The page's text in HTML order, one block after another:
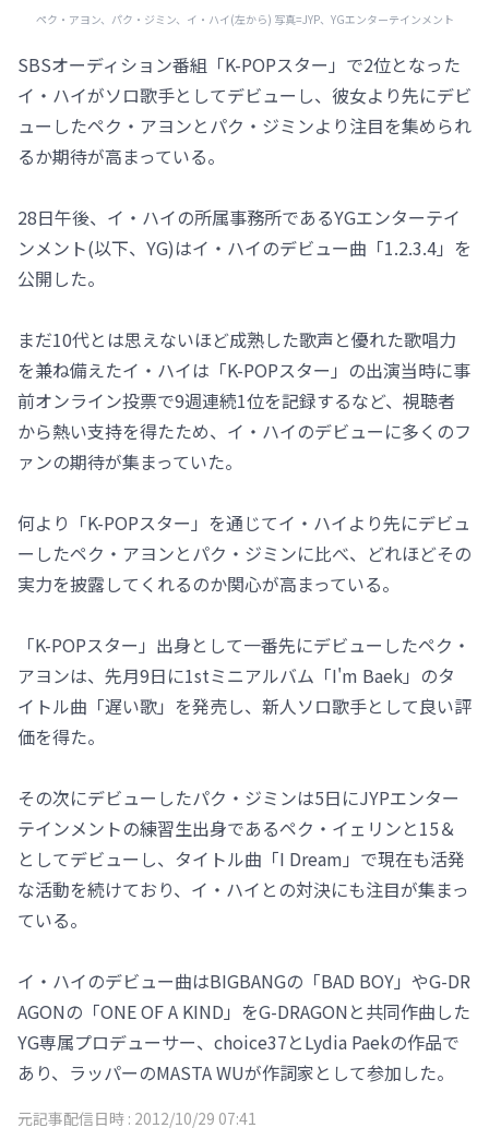
ペク・アヨン、パク・ジミン、イ・ハイ(左から) 写真=JYP、YGエンターテインメント
SBSオーディション番組「K-POPスター」で2位となった
イ・ハイがソロ歌手としてデビューし、彼女より先にデビ
ューしたペク・アヨンとパク・ジミンより注目を集められ
るか期待が高まっている。
28日午後、イ・ハイの所属事務所であるYGエンターテイ
ンメント(以下、YG)はイ・ハイのデビュー曲「1.2.3.4」を
公開した。
まだ10代とは思えないほど成熟した歌声と優れた歌唱力
を兼ね備えたイ・ハイは「K-POPスター」の出演当時に事
前オンライン投票で9週連続1位を記録するなど、視聴者
から熱い支持を得たため、イ・ハイのデビューに多くのフ
ァンの期待が集まっていた。
何より「K-POPスター」を通じてイ・ハイより先にデビュ
ーしたペク・アヨンとパク・ジミンに比べ、どれほどその
実力を披露してくれるのか関心が高まっている。
「K-POPスター」出身として一番先にデビューしたペク・
アヨンは、先月9日に1stミニアルバム「I'm Baek」のタ
イトル曲「遅い歌」を発売し、新人ソロ歌手として良い評
価を得た。
その次にデビューしたパク・ジミンは5日にJYPエンター
テインメントの練習生出身であるペク・イェリンと15＆
としてデビューし、タイトル曲「I Dream」で現在も活発
な活動を続けており、イ・ハイとの対決にも注目が集まっ
ている。
イ・ハイのデビュー曲はBIGBANGの「BAD BOY」やG-DR
AGONの「ONE OF A KIND」をG-DRAGONと共同作曲した
YG専属プロデューサー、choice37とLydia Paekの作品で
あり、ラッパーのMASTA WUが作詞家として参加した。
元記事配信日時 : 2012/10/29 07:41